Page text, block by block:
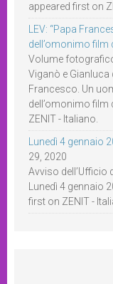
appeared first on
LEV: “Papa
dell’omonimo film
Volume
Viganò e Gianluca
Francesco. Un
dell’omonimo film
ZENIT - Italiano.
Lunedì 4 gennaio
29, 2020
Avviso dell’Ufficio
Lunedì 4 gennaio
first on ZENIT -